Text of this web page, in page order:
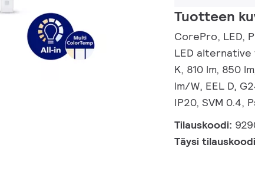
Tuotteen
CorePro, LED,
LED alternative
K, 810 lm, 850
lm/W, EEL D,
IP20, SVM 0.4,
Tilauskoodi:
Täysi